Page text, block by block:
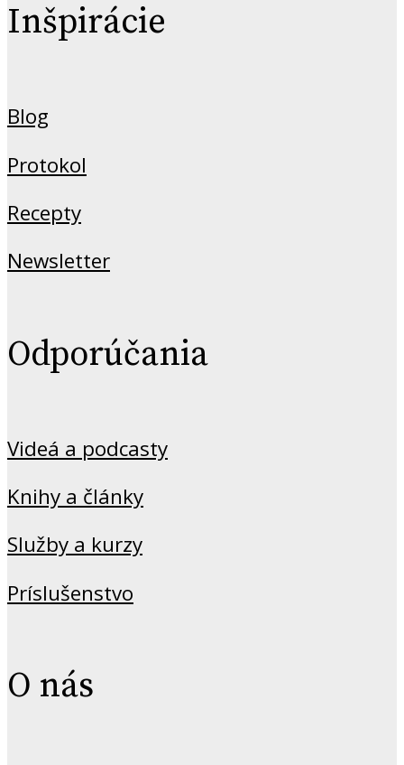
Inšpirácie
Blog
Protokol
Recepty
Newsletter
Odporúčania
Videá a podcasty
Knihy a články
Služby a kurzy
Príslušenstvo
O nás